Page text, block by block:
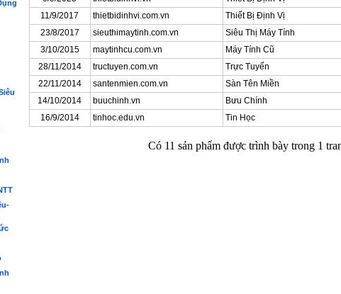
11/9/2017 thietbidinhvi.com.vn Thiết Bị Định Vị
23/8/2017 sieuthimaytinh.com.vn Siêu Thị Máy Tính
3/10/2015 maytinhcu.com.vn Máy Tính Cũ
28/11/2014 tructuyen.com.vn Trực Tuyến
22/11/2014 santenmien.com.vn Sàn Tên Miền
14/10/2014 buuchinh.vn Bưu Chính
16/9/2014 tinhoc.edu.vn Tin Học
Có 11 sản phẩm được trình bày trong 1